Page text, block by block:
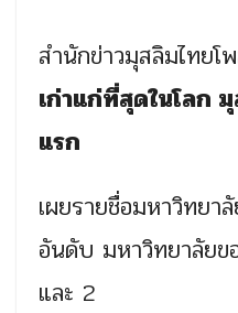
สำนักข่าวมุสลิมไทยโ
เก่าแก่ที่สุดในโลก
แรก
เผยรายชื่อมหาวิทยา
อันดับ มหาวิทยาลัยข
และ 2